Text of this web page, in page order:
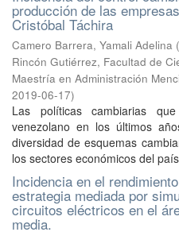
producción de las
Cristóbal Táchira
Camero Barrera, Yamali Adelina (
Rincón Gutiérrez, Facultad de
Maestría en Administración
2019-06-17)
Las políticas cambiarias
venezolano en los últimos
diversidad de esquemas
los sectores económicos del
Incidencia en el
estrategia mediada por
circuitos eléctricos en el
media.